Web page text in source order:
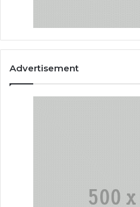
Advertisement